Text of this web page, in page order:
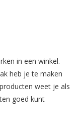
in een winkel.
heb je te maken
weet je als
goed kunt